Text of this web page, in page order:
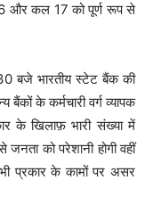
और कल 17 को पूर्ण रूप से
बजे भारतीय स्टेट बैंक की
के कर्मचारी वर्ग व्यापक
के खिलाफ़ भारी संख्या में
को परेशानी होगी वहीं
प्रकार के कामों पर असर